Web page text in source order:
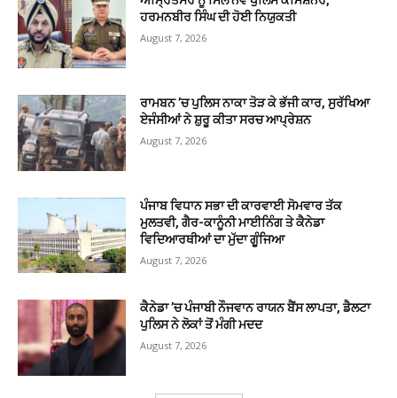
ਹਰਮਨਬੀਰ ਸਿੰਘ ਦੀ ਹੋਈ ਨਿਯੁਕਤੀ
August 7, 2026
ਰਾਮਬਨ ’ਚ ਪੁਲਿਸ ਨਾਕਾ ਤੋੜ ਕੇ ਭੱਜੀ ਕਾਰ, ਸੁਰੱਖਿਆ
ਏਜੰਸੀਆਂ ਨੇ ਸ਼ੁਰੂ ਕੀਤਾ ਸਰਚ ਆਪ੍ਰੇਸ਼ਨ
August 7, 2026
ਪੰਜਾਬ ਵਿਧਾਨ ਸਭਾ ਦੀ ਕਾਰਵਾਈ ਸੋਮਵਾਰ ਤੱਕ
ਮੁਲਤਵੀ, ਗੈਰ-ਕਾਨੂੰਨੀ ਮਾਈਨਿੰਗ ਤੇ ਕੈਨੇਡਾ
ਵਿਦਿਆਰਥੀਆਂ ਦਾ ਮੁੱਦਾ ਗੂੰਜਿਆ
August 7, 2026
ਕੈਨੇਡਾ ’ਚ ਪੰਜਾਬੀ ਨੌਜਵਾਨ ਰਾਯਨ ਬੈਂਸ ਲਾਪਤਾ, ਡੈਲਟਾ
ਪੁਲਿਸ ਨੇ ਲੋਕਾਂ ਤੋਂ ਮੰਗੀ ਮਦਦ
August 7, 2026